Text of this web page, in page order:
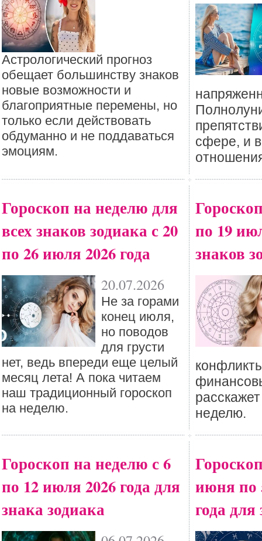
Астрологический прогноз
обещает большинству знаков
новые возможности и
благоприятные перемены, но
только если действовать
обдуманно и не поддаваться
эмоциям.
сфере, и
Гороскоп на неделю для
всех знаков зодиака с 20
по 26 июля 2026 года
20.07.2026
Не за горами
конец июля,
но поводов
для грусти
нет, ведь впереди еще целый
месяц лета! А пока читаем
наш традиционный гороскоп
на неделю.
по 19
знаков
неделю.
Гороскоп на неделю с 6
по 12 июля 2026 года для
знака зодиака
июня по
года